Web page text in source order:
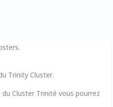
Trinity Cluster.
Cluster Trinité vous pourrez